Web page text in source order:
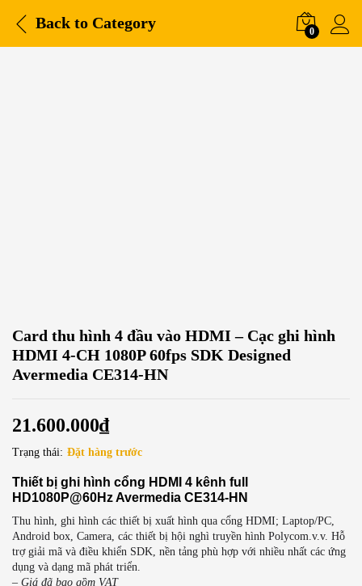
Back to Category 0
Card thu hình 4 đầu vào HDMI – Cạc ghi hình
HDMI 4-CH 1080P 60fps SDK Designed
Avermedia CE314-HN
21.600.000₫
Trạng thái: Đặt hàng trước
Thiết bị ghi hình cổng HDMI 4 kênh full
HD1080P@60Hz Avermedia CE314-HN
Thu hình, ghi hình các thiết bị xuất hình qua cổng HDMI; Laptop/PC,
Android box, Camera, các thiết bị hội nghì truyền hình Polycom.v.v. Hỗ
trợ giải mã và điều khiển SDK, nền tảng phù hợp với nhiều nhất các ứng
dụng và dạng mã phát triển.
– Giá đã bao gồm VAT